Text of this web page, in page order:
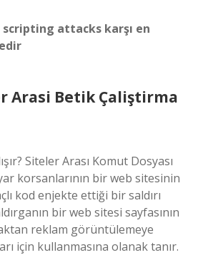
scripting attacks karşı en
Arasi Betik Çaliştirma
Siteler Arası Komut Dosyası
korsanlarının bir web sitesinin
kod enjekte ettiği bir saldırı
bir web sitesi sayfasının
reklam görüntülemeye
için kullanmasına olanak tanır.